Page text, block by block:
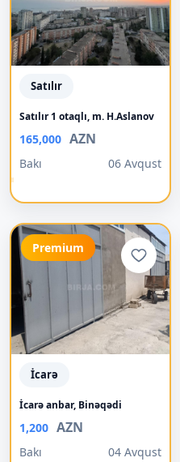
Satılır
Satılır 1 otaqlı, m. H.Aslanov
165,000 AZN
Bakı 06 Avqust
Premium
İcarə
İcarə anbar, Binəqədi
1,200 AZN
Bakı 04 Avqust